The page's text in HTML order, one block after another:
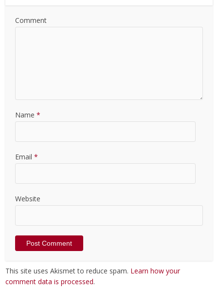
Comment
Name *
Email *
Website
This site uses Akismet to reduce spam. Learn how your
comment data is processed.